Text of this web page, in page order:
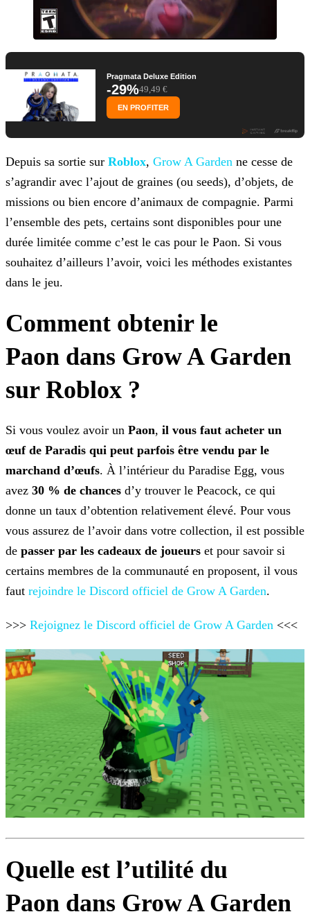
Pragmata Deluxe Edition
-29%49,49 €
EN PROFITER
Depuis sa sortie sur Roblox, Grow A Garden ne cesse de
s’agrandir avec l’ajout de graines (ou seeds), d’objets, de
missions ou bien encore d’animaux de compagnie. Parmi
l’ensemble des pets, certains sont disponibles pour une
durée limitée comme c’est le cas pour le Paon. Si vous
souhaitez d’ailleurs l’avoir, voici les méthodes existantes
dans le jeu.
Comment obtenir le
Paon dans Grow A Garden
sur Roblox ?
Si vous voulez avoir un Paon, il vous faut acheter un
œuf de Paradis qui peut parfois être vendu par le
marchand d’œufs. À l’intérieur du Paradise Egg, vous
avez 30 % de chances d’y trouver le Peacock, ce qui
donne un taux d’obtention relativement élevé. Pour vous
vous assurez de l’avoir dans votre collection, il est possible
de passer par les cadeaux de joueurs et pour savoir si
certains membres de la communauté en proposent, il vous
faut rejoindre le Discord officiel de Grow A Garden.
>>> Rejoignez le Discord officiel de Grow A Garden <<<
Quelle est l’utilité du
Paon dans Grow A Garden